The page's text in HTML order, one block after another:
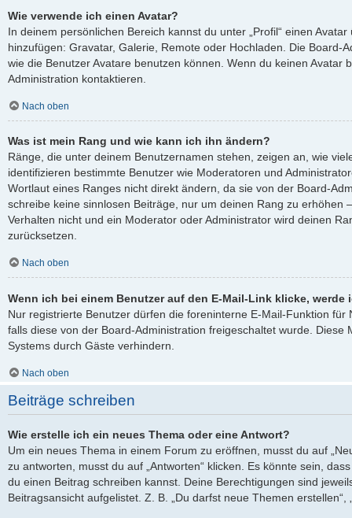
Wie verwende ich einen Avatar?
In deinem persönlichen Bereich kannst du unter „Profil“ einen
hinzufügen: Gravatar, Galerie, Remote oder Hochladen. Die Board-
wie die Benutzer Avatare benutzen können. Wenn du keinen Avatar
Administration kontaktieren.
Nach oben
Was ist mein Rang und wie kann ich ihn ändern?
Ränge, die unter deinem Benutzernamen stehen, zeigen an, wie
identifizieren bestimmte Benutzer wie Moderatoren und
Wortlaut eines Ranges nicht direkt ändern, da sie von der Board-
schreibe keine sinnlosen Beiträge, nur um deinen Rang zu
Verhalten nicht und ein Moderator oder Administrator wird deinen
zurücksetzen.
Nach oben
Wenn ich bei einem Benutzer auf den E-Mail-Link klicke,
Nur registrierte Benutzer dürfen die foreninterne E-Mail-Funktion
falls diese von der Board-Administration freigeschaltet wurde. Diese
Systems durch Gäste verhindern.
Nach oben
Beiträge schreiben
Wie erstelle ich ein neues Thema oder eine Antwort?
Um ein neues Thema in einem Forum zu eröffnen, musst du auf
zu antworten, musst du auf „Antworten“ klicken. Es könnte sein,
du einen Beitrag schreiben kannst. Deine Berechtigungen sind
Beitragsansicht aufgelistet. Z. B. „Du darfst neue Themen erstellen“,